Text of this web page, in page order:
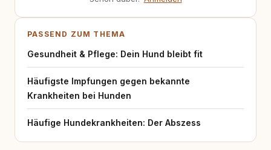
PASSEND ZUM THEMA
Gesundheit & Pflege: Dein Hund bleibt fit
Häufigste Impfungen gegen bekannte
Krankheiten bei Hunden
Häufige Hundekrankheiten: Der Abszess